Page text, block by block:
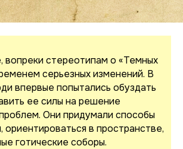
вопреки стереотипам о «Темных
серьезных изменений. В
впервые попытались обуздать
ее силы на решение
Они придумали способы
ориентироваться в пространстве,
готические соборы.